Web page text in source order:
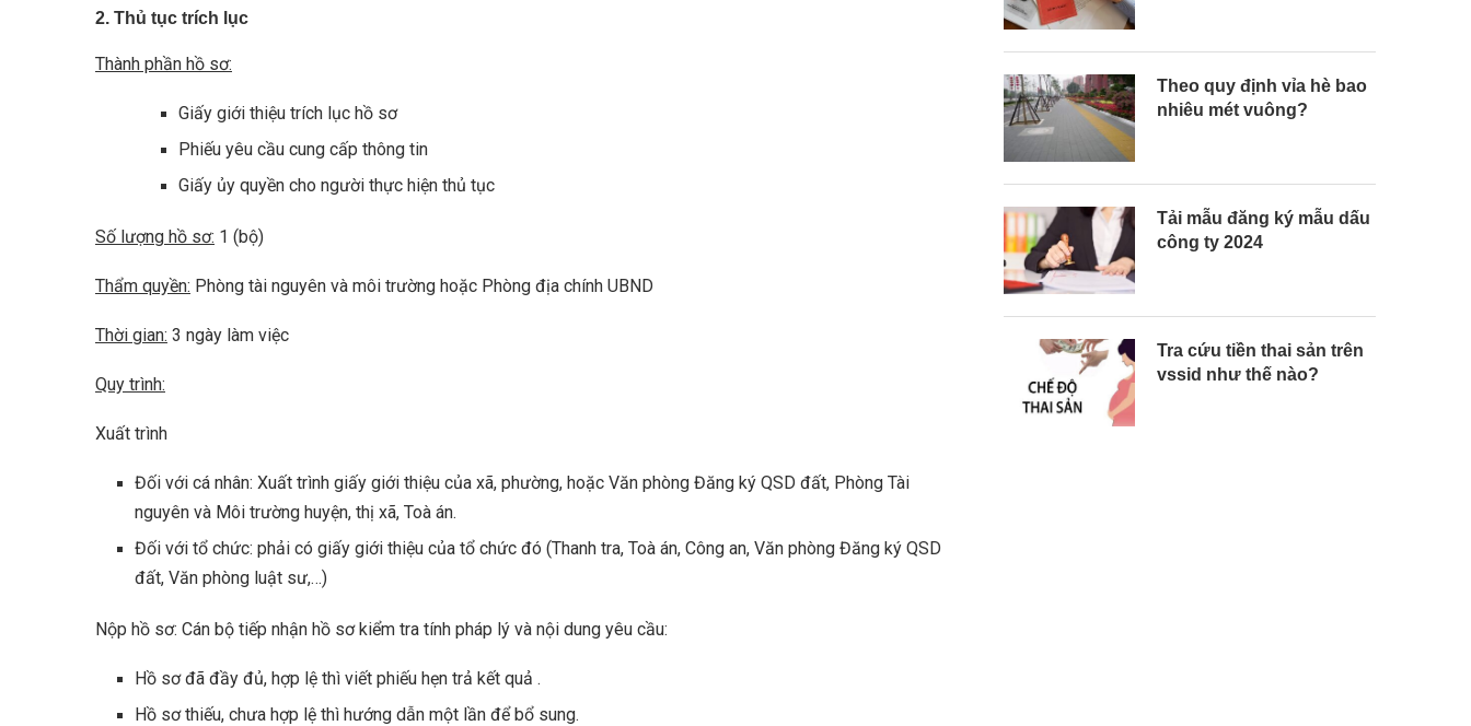
2. Thủ tục trích lục
Thành phần hồ sơ:
Giấy giới thiệu trích lục hồ sơ
Phiếu yêu cầu cung cấp thông tin
Giấy ủy quyền cho người thực hiện thủ tục
Số lượng hồ sơ: 1 (bộ)
Thẩm quyền: Phòng tài nguyên và môi trường hoặc Phòng địa chính UBND
Thời gian: 3 ngày làm việc
Quy trình:
Xuất trình
Đối với cá nhân: Xuất trình giấy giới thiệu của xã, phường, hoặc Văn phòng Đăng ký QSD đất, Phòng Tài
nguyên và Môi trường huyện, thị xã, Toà án.
Đối với tổ chức: phải có giấy giới thiệu của tổ chức đó (Thanh tra, Toà án, Công an, Văn phòng Đăng ký QSD
đất, Văn phòng luật sư,…)
Nộp hồ sơ: Cán bộ tiếp nhận hồ sơ kiểm tra tính pháp lý và nội dung yêu cầu:
Hồ sơ đã đầy đủ, hợp lệ thì viết phiếu hẹn trả kết quả .
Hồ sơ thiếu, chưa hợp lệ thì hướng dẫn một lần để bổ sung.
Theo quy định vỉa hè bao
nhiêu mét vuông?
Tải mẫu đăng ký mẫu dấu
công ty 2024
Tra cứu tiền thai sản trên
vssid như thế nào?